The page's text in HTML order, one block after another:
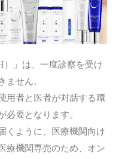
）」は、一度診察を受け
ません。
用者と医者が対話する環
必要となります。
くように、医療機関向け
療機関専売のため、オン